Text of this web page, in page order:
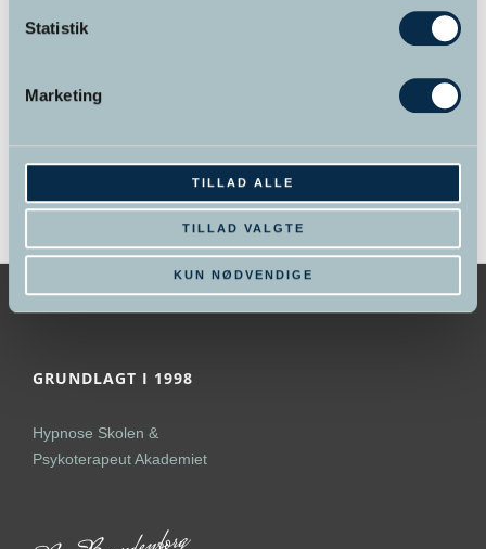
Statistik
Marketing
TILLAD ALLE
TILLAD VALGTE
KUN NØDVENDIGE
Terapi
Kurv
GRUNDLAGT I 1998
Hypnose Skolen &
Psykoterapeut Akademiet